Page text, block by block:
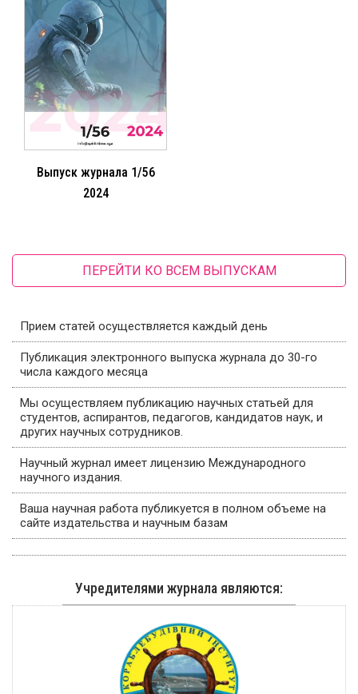
Выпуск журнала 1/56
2024
ПЕРЕЙТИ КО ВСЕМ ВЫПУСКАМ
Прием статей осуществляется каждый день
Публикация электронного выпуска журнала до 30-го
числа каждого месяца
Мы осуществляем публикацию научных статьей для
студентов, аспирантов, педагогов, кандидатов наук, и
других научных сотрудников.
Научный журнал имеет лицензию Международного
научного издания.
Ваша научная работа публикуется в полном объеме на
сайте издательства и научным базам
Учредителями журнала являются: